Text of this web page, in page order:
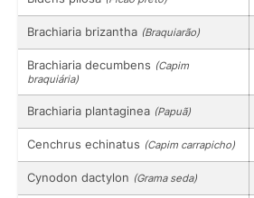
Brachiaria brizantha (Braquiarão)
Brachiaria decumbens (Capim
braquiária)
Brachiaria plantaginea (Papuã)
Cenchrus echinatus (Capim carrapicho)
Cynodon dactylon (Grama seda)